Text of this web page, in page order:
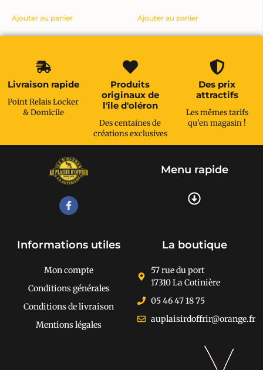
Ajouter au panier Ajouter au panier
Livraison rapide
Point Relais Locker
& Domicile
Produits
originaux de
l'île d'oléron
Des centaines de
créations exclusives
Des prix
attractifs
Les mêmes tarifs
qu'en magasin !
Menu rapide
Informations utiles
Mon compte
Conditions générales
Conditions de livraison
Mentions légales
La boutique
57 rue du port
17310 La Cotinière
05 46 47 18 75
auplaisirdoffrir@orange.fr